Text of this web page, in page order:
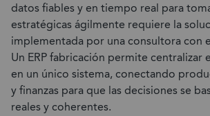
datos fiables y en tiempo real para
estratégicas ágilmente requiere la
implementada por una consultora con
Un ERP fabricación permite centralizar
en un único sistema, conectando
y finanzas para que las decisiones se
reales y coherentes.